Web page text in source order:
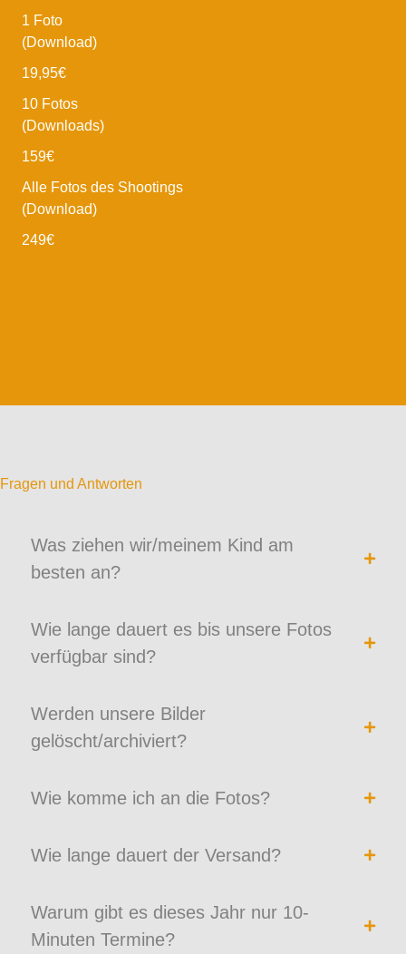
1 Foto
(Download)
19,95€
10 Fotos
(Downloads)
159€
Alle Fotos des Shootings
(Download)
249€
Fragen und Antworten
Was ziehen wir/meinem Kind am
besten an?
Wie lange dauert es bis unsere Fotos
verfügbar sind?
Werden unsere Bilder
gelöscht/archiviert?
Wie komme ich an die Fotos?
Wie lange dauert der Versand?
Warum gibt es dieses Jahr nur 10-
Minuten Termine?